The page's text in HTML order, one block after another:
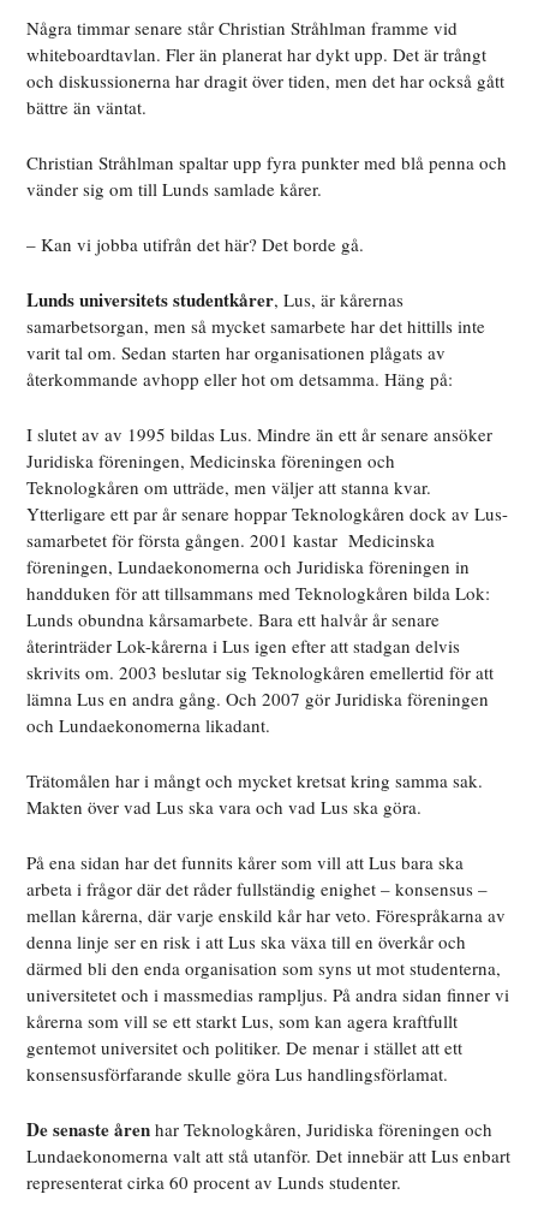
Några timmar senare står Christian Stråhlman framme vid
whiteboardtavlan. Fler än planerat har dykt upp. Det är trångt
och diskussionerna har dragit över tiden, men det har också gått
bättre än väntat.
Christian Stråhlman spaltar upp fyra punkter med blå penna och
vänder sig om till Lunds samlade kårer.
– Kan vi jobba utifrån det här? Det borde gå.
Lunds universitets studentkårer, Lus, är kårernas
samarbetsorgan, men så mycket samarbete har det hittills inte
varit tal om. Sedan starten har organisationen plågats av
återkommande avhopp eller hot om detsamma. Häng på:
I slutet av av 1995 bildas Lus. Mindre än ett år senare ansöker
Juridiska föreningen, Medicinska föreningen och
Teknologkåren om utträde, men väljer att stanna kvar.
Ytterligare ett par år senare hoppar Teknologkåren dock av Lus-
samarbetet för första gången. 2001 kastar Medicinska
föreningen, Lundaekonomerna och Juridiska föreningen in
handduken för att tillsammans med Teknologkåren bilda Lok:
Lunds obundna kårsamarbete. Bara ett halvår år senare
återinträder Lok-kårerna i Lus igen efter att stadgan delvis
skrivits om. 2003 beslutar sig Teknologkåren emellertid för att
lämna Lus en andra gång. Och 2007 gör Juridiska föreningen
och Lundaekonomerna likadant.
Trätomålen har i mångt och mycket kretsat kring samma sak.
Makten över vad Lus ska vara och vad Lus ska göra.
På ena sidan har det funnits kårer som vill att Lus bara ska
arbeta i frågor där det råder fullständig enighet – konsensus –
mellan kårerna, där varje enskild kår har veto. Förespråkarna av
denna linje ser en risk i att Lus ska växa till en överkår och
därmed bli den enda organisation som syns ut mot studenterna,
universitetet och i massmedias rampljus. På andra sidan finner vi
kårerna som vill se ett starkt Lus, som kan agera kraftfullt
gentemot universitet och politiker. De menar i stället att ett
konsensusförfarande skulle göra Lus handlingsförlamat.
De senaste åren har Teknologkåren, Juridiska föreningen och
Lundaekonomerna valt att stå utanför. Det innebär att Lus enbart
representerat cirka 60 procent av Lunds studenter.